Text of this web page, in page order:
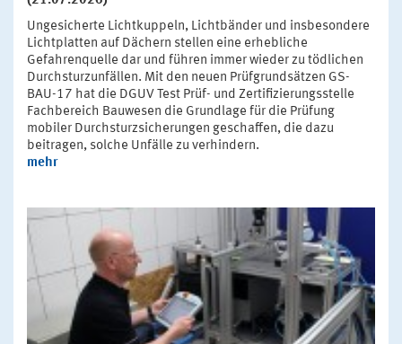
Ungesicherte Lichtkuppeln, Lichtbänder und insbesondere
Lichtplatten auf Dächern stellen eine erhebliche
Gefahrenquelle dar und führen immer wieder zu tödlichen
Durchsturzunfällen. Mit den neuen Prüfgrundsätzen GS-
BAU-17 hat die DGUV Test Prüf- und Zertifizierungsstelle
Fachbereich Bauwesen die Grundlage für die Prüfung
mobiler Durchsturzsicherungen geschaffen, die dazu
beitragen, solche Unfälle zu verhindern.
mehr